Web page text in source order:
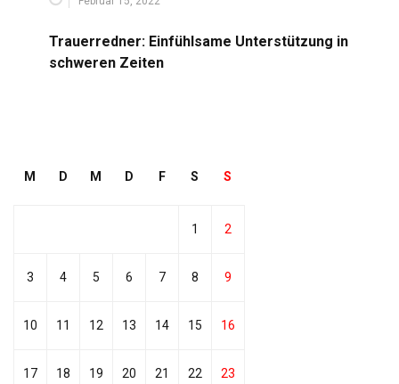
Trauerredner: Einfühlsame Unterstützung in
schweren Zeiten
M D M D F S S
1 2
3 4 5 6 7 8 9
10 11 12 13 14 15 16
17 18 19 20 21 22 23